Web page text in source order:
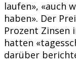
laufen», «auch
haben». Der
Prozent Zinsen
hatten
darüber